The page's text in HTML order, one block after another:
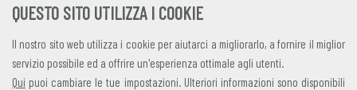
QUESTO SITO UTILIZZA I COOKIE
Il nostro sito web utilizza i cookie per aiutarci a migliorarlo, a fornire il miglior
servizio possibile ed a offrire un'esperienza ottimale agli utenti.
Qui puoi cambiare le tue impostazioni. Ulteriori informazioni sono disponibili